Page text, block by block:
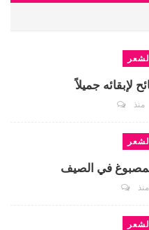
لإبقائه جميلاً
منذ
المصبوغ في الصيف
منذ